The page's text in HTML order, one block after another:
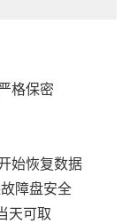
格保密
始恢复数据
障盘安全
天可取